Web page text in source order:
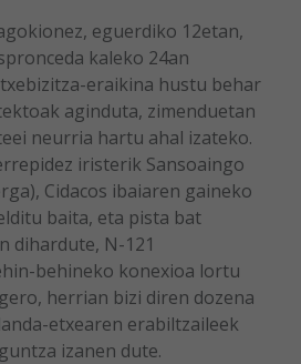
eguerdiko 12etan,
kaleko 24an
eraikina hustu behar
aginduta, zimenduetan
neurria hartu ahal izateko.
iristerik Sansoaingo
Cidacos ibaiaren gaineko
baita, eta pista bat
dihardute, N-121
behineko konexioa lortu
herrian bizi diren dozena
etxearen erabiltzaileek
izanen dute.